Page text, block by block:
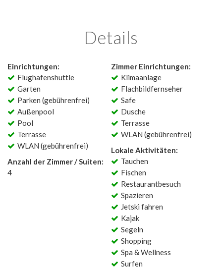
Details
Einrichtungen:
Flughafenshuttle
Garten
Parken (gebührenfrei)
Außenpool
Pool
Terrasse
WLAN (gebührenfrei)
Anzahl der Zimmer / Suiten:
4
Zimmer Einrichtungen:
Klimaanlage
Flachbildfernseher
Safe
Dusche
Terrasse
WLAN (gebührenfrei)
Lokale Aktivitäten:
Tauchen
Fischen
Restaurantbesuch
Spazieren
Jetski fahren
Kajak
Segeln
Shopping
Spa & Wellness
Surfen